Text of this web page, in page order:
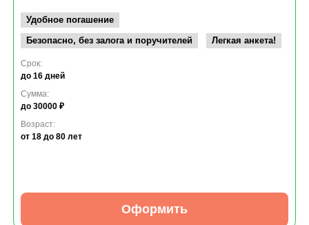
Удобное погашение
Безопасно, без залога и поручителей
Легкая анкета!
Срок:
до 16 дней
Сумма:
до 30000 ₽
Возраст:
от 18 до 80 лет
Оформить